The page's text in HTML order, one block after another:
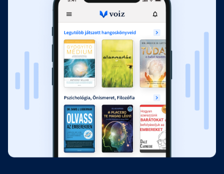
12. rész
Fejezet hossza: 00:20:28
Fejezet hossza: 00:19:48
Fejezet hossza: 00:19:57
Fejezet hossza: 00:17:49